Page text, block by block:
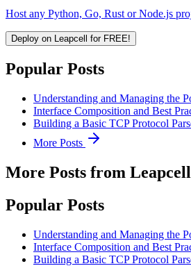
Host any Python, Go, Rust or Node.js
Deploy on Leapcell for FREE!
Popular Posts
Understanding and Managing the
Interface Composition and Best
Building a Basic TCP Protocol
More Posts
More Posts from Leapcell
Popular Posts
Understanding and Managing the
Interface Composition and Best
Building a Basic TCP Protocol